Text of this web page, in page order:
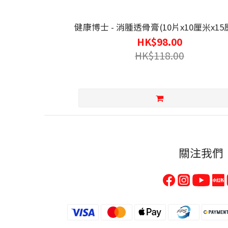
健康博士 - 消腫透骨膏(10片x10厘米x15
HK$98.00
HK$118.00
關注我們